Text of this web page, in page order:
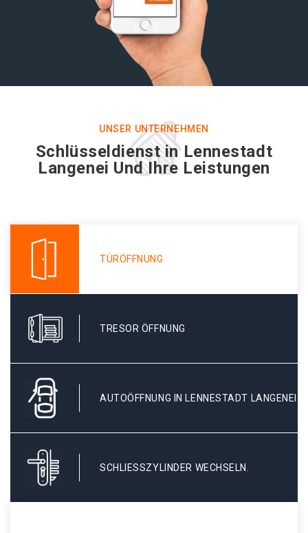
UNSER UNTERNEHMEN
Schlüsseldienst in Lennestadt
Langenei Und Ihre Leistungen
TÜRÖFFNUNG
TRESOR ÖFFNUNG
AUTOÖFFNUNG IN LENNESTADT LANGENEI
SCHLIESSZYLINDER WECHSELN.